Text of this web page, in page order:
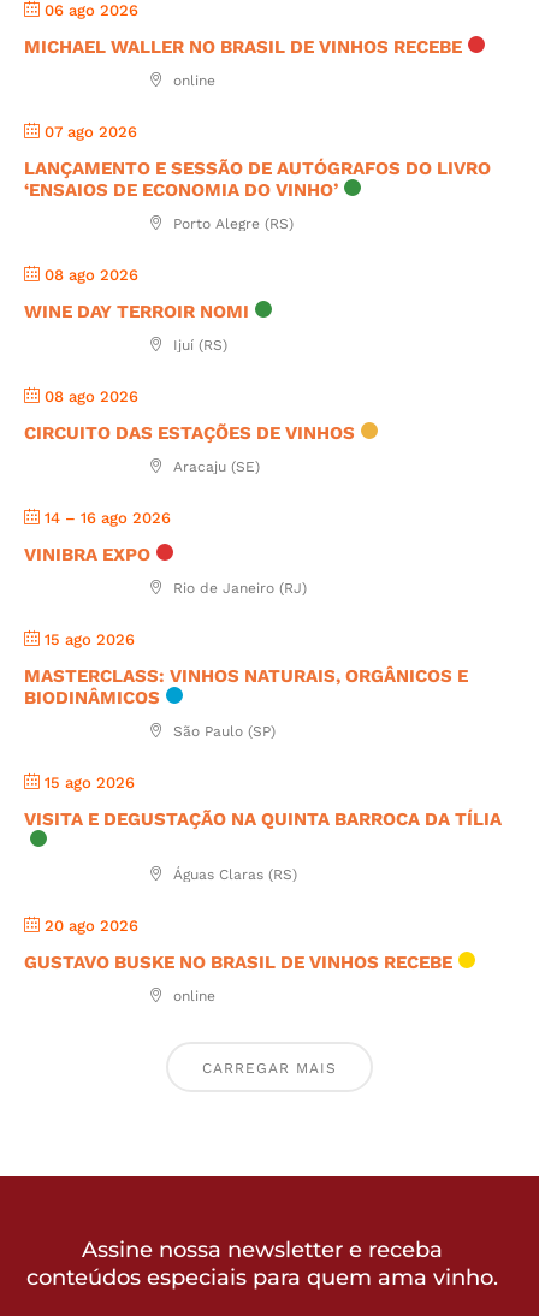
06 ago 2026
MICHAEL WALLER NO BRASIL DE VINHOS RECEBE
online
07 ago 2026
LANÇAMENTO E SESSÃO DE AUTÓGRAFOS DO LIVRO
‘ENSAIOS DE ECONOMIA DO VINHO’
Porto Alegre (RS)
08 ago 2026
WINE DAY TERROIR NOMI
Ijuí (RS)
08 ago 2026
CIRCUITO DAS ESTAÇÕES DE VINHOS
Aracaju (SE)
14 – 16 ago 2026
VINIBRA EXPO
Rio de Janeiro (RJ)
15 ago 2026
MASTERCLASS: VINHOS NATURAIS, ORGÂNICOS E
BIODINÂMICOS
São Paulo (SP)
15 ago 2026
VISITA E DEGUSTAÇÃO NA QUINTA BARROCA DA TÍLIA
Águas Claras (RS)
20 ago 2026
GUSTAVO BUSKE NO BRASIL DE VINHOS RECEBE
online
CARREGAR MAIS
Assine nossa newsletter e receba
conteúdos especiais para quem ama vinho.